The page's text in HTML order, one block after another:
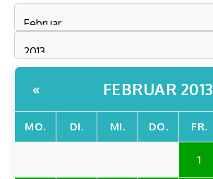
« FEBRUAR 2013
MO. DI. MI. DO. FR.
1